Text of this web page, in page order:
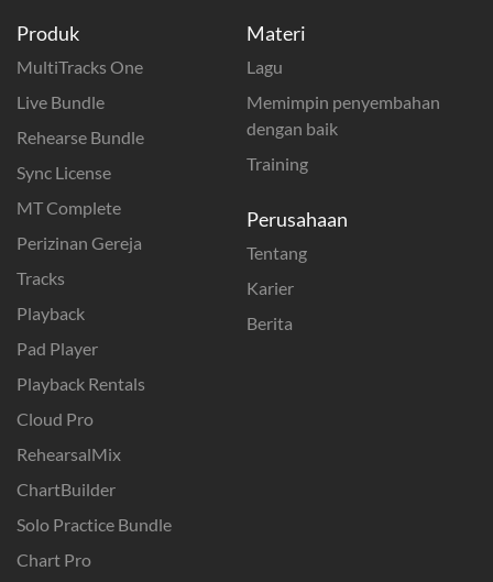
Produk
MultiTracks One
Live Bundle
Rehearse Bundle
Sync License
MT Complete
Perizinan Gereja
Tracks
Playback
Pad Player
Playback Rentals
Cloud Pro
RehearsalMix
ChartBuilder
Solo Practice Bundle
Chart Pro
Materi
Lagu
Memimpin penyembahan
dengan baik
Training
Perusahaan
Tentang
Karier
Berita